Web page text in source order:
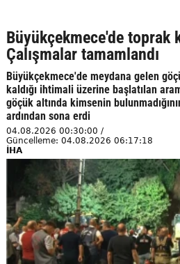
Büyükçekmece'de toprak
Çalışmalar tamamlandı
Büyükçekmece'de meydana gelen
kaldığı ihtimali üzerine başlatılan
göçük altında kimsenin
ardından sona erdi
04.08.2026 00:30:00 /
Güncelleme: 04.08.2026 06:17:18
İHA